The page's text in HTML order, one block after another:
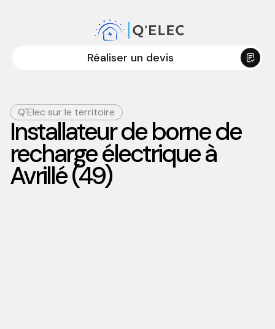
Réaliser un devis
Q'Elec sur le territoire
Installateur de borne de
recharge électrique à
Avrillé (49)